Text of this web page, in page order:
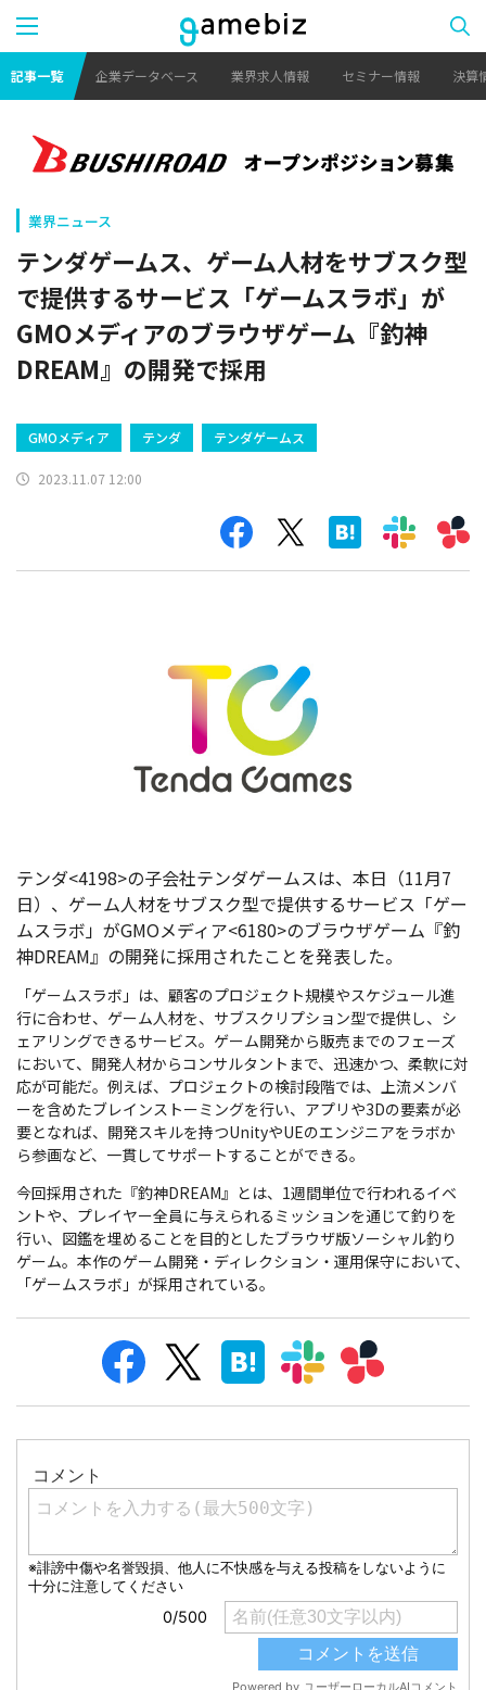
記事一覧 企業データベース 業界求人情報 セミナー情報 決算
業界ニュース
テンダゲームス、ゲーム人材をサブスク型
で提供するサービス「ゲームスラボ」が
GMOメディアのブラウザゲーム『釣神
DREAM』の開発で採用
GMOメディア テンダ テンダゲームス
2023.11.07 12:00
テンダ<4198>の子会社テンダゲームスは、本日（11月7
日）、ゲーム人材をサブスク型で提供するサービス「ゲー
ムスラボ」がGMOメディア<6180>のブラウザゲーム『釣
神DREAM』の開発に採用されたことを発表した。
「ゲームスラボ」は、顧客のプロジェクト規模やスケジュール進
行に合わせ、ゲーム人材を、サブスクリプション型で提供し、シ
ェアリングできるサービス。ゲーム開発から販売までのフェーズ
において、開発人材からコンサルタントまで、迅速かつ、柔軟に対
応が可能だ。例えば、プロジェクトの検討段階では、上流メンバ
ーを含めたブレインストーミングを行い、アプリや3Dの要素が必
要となれば、開発スキルを持つUnityやUEのエンジニアをラボか
ら参画など、一貫してサポートすることができる。
今回採用された『釣神DREAM』とは、1週間単位で行われるイベ
ントや、プレイヤー全員に与えられるミッションを通じて釣りを
行い、図鑑を埋めることを目的としたブラウザ版ソーシャル釣り
ゲーム。本作のゲーム開発・ディレクション・運用保守において、
「ゲームスラボ」が採用されている。